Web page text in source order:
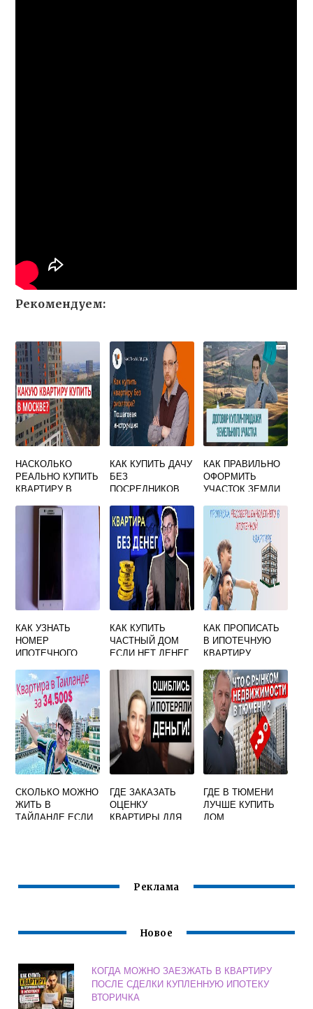
Рекомендуем:
НАСКОЛЬКО
РЕАЛЬНО КУПИТЬ
КВАРТИРУ В
КАК КУПИТЬ ДАЧУ
БЕЗ
ПОСРЕДНИКОВ
ИНСТРУКЦИЯ
КАК ПРАВИЛЬНО
ОФОРМИТЬ
УЧАСТОК ЗЕМЛИ
СОБСТВЕННОСТЬ
ПРИ ПОКУПКЕ
КАК УЗНАТЬ
НОМЕР
ИПОТЕЧНОГО
КАК КУПИТЬ
ЧАСТНЫЙ ДОМ
ЕСЛИ НЕТ ДЕНЕГ
КАК ПРОПИСАТЬ
В ИПОТЕЧНУЮ
КВАРТИРУ
СКОЛЬКО МОЖНО
ЖИТЬ В
ТАЙЛАНДЕ ЕСЛИ
ГДЕ ЗАКАЗАТЬ
ОЦЕНКУ
КВАРТИРЫ ДЛЯ
ГДЕ В ТЮМЕНИ
ЛУЧШЕ КУПИТЬ
ДОМ
Реклама
Новое
КОГДА МОЖНО ЗАЕЗЖАТЬ В КВАРТИРУ
ПОСЛЕ СДЕЛКИ КУПЛЕННУЮ ИПОТЕКУ
ВТОРИЧКА